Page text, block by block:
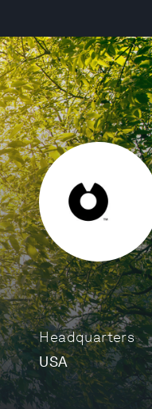
Headquarters
USA